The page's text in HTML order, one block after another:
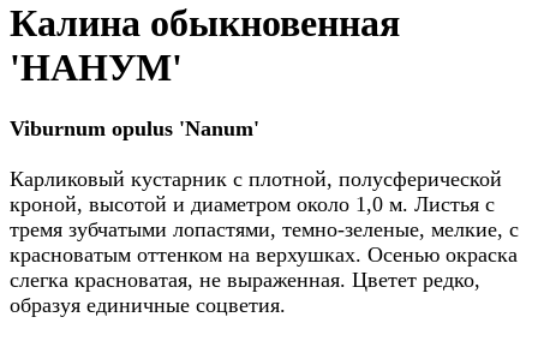
Калина обыкновенная
'НАНУМ'
Viburnum opulus 'Nanum'
Карликовый кустарник с плотной, полусферической
кроной, высотой и диаметром около 1,0 м. Листья с
тремя зубчатыми лопастями, темно-зеленые, мелкие, с
красноватым оттенком на верхушках. Осенью окраска
слегка красноватая, не выраженная. Цветет редко,
образуя единичные соцветия.